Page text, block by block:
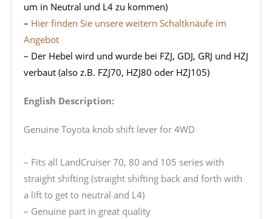
um in Neutral und L4 zu kommen)
– Hier finden Sie unsere weitern Schaltknäufe im
Angebot
– Der Hebel wird und wurde bei FZJ, GDJ, GRJ und HZJ
verbaut (also z.B. FZJ70, HZJ80 oder HZJ105)
English Description:
Genuine Toyota knob shift lever for 4WD
– Fits all LandCruiser 70, 80 and 105 series with
straight shifting (straight shifting back and forth with
a lift to get to neutral and L4)
– Genuine part in great quality